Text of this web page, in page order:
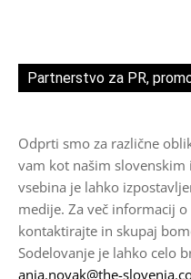
Partnerstvo za PR,
Odprti smo za različne
vam kot našim slovenskim
vsebina je lahko
medije. Za več informacij
kontaktirajte in skupaj
Sodelovanje je lahko celo
anja.novak@the-